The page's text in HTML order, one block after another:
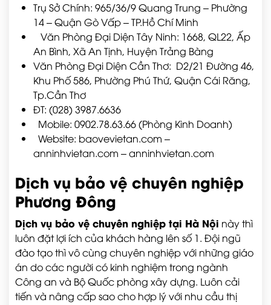
Trụ Sở Chính: 965/36/9 Quang Trung – Phường
14 – Quận Gò Vấp – TP.Hồ Chí Minh
Văn Phòng Đại Diện Tây Ninh: 1668, QL22, Ấp
An Bình, Xã An Tịnh, Huyện Trảng Bàng
Văn Phòng Đại Diện Cần Thơ: D2/21 Đường 46,
Khu Phố 586, Phường Phú Thứ, Quận Cái Răng,
Tp.Cần Thơ
ĐT: (028) 3987.6636
Mobile: 0902.78.63.66 (Phòng Kinh Doanh)
Website: baovevietan.com –
anninhvietan.com – anninhvietan.com
Dịch vụ bảo vệ chuyên nghiệp
Phương Đông
Dịch vụ bảo vệ chuyên nghiệp tại Hà Nội này thì
luôn đặt lợi ích của khách hàng lên số 1. Đội ngũ
đào tạo thì vô cùng chuyên nghiệp với những giáo
án do các người có kinh nghiệm trong ngành
Công an và Bộ Quốc phòng xây dựng. Luôn cải
tiến và nâng cấp sao cho hợp lý với nhu cầu thị